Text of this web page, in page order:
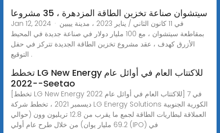
سيتشوان صناعة تخزين الطاقة المزدهرة ، 35 مشروعا
Jan 12, 2024 · في 11 كانون الثاني / يناير 2023 ، مدينة ييبين
بمقاطعة سيتشوان ، مع 100 مليار دولار في صناعة جديدة في المحيط
الأزرق كهدف ، عقد مشروع تخزين الطاقة الجديدة تتركز في حفل
التوقيع .
تخطط LG New Energy للاكتتاب العام في أوائل عام
2022--Seetao
[تخطط LG New Energy للاكتتاب العام في أوائل عام 2022] في 7
ديسمبر 2021 ، تخطط شركة LG Energy Solutions الكورية الجنوبية
العملاقة لبطاريات الطاقة لجمع ما يقرب من 12.8 تريليون وون (حوالي
69.2 مليار يوان) من خلال طرح عام أولي (IPO) في